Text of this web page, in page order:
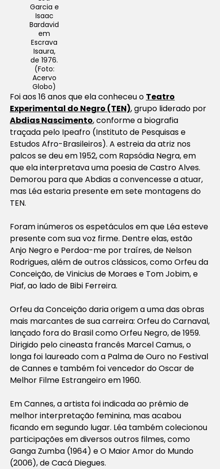
Garcia e
Isaac
Bardavid
em
Escrava
Isaura,
de 1976.
(Foto:
Acervo
Globo)
Foi aos 16 anos que ela conheceu o Teatro
Experimental do Negro (TEN), grupo liderado por
Abdias Nascimento, conforme a biografia
traçada pelo Ipeafro (Instituto de Pesquisas e
Estudos Afro-Brasileiros). A estreia da atriz nos
palcos se deu em 1952, com Rapsódia Negra, em
que ela interpretava uma poesia de Castro Alves.
Demorou para que Abdias a convencesse a atuar,
mas Léa estaria presente em sete montagens do
TEN.
Foram inúmeros os espetáculos em que Léa esteve
presente com sua voz firme. Dentre elas, estão
Anjo Negro e Perdoa-me por traíres, de Nelson
Rodrigues, além de outros clássicos, como Orfeu da
Conceição, de Vinicius de Moraes e Tom Jobim, e
Piaf, ao lado de Bibi Ferreira.
Orfeu da Conceição daria origem a uma das obras
mais marcantes de sua carreira: Orfeu do Carnaval,
lançado fora do Brasil como Orfeu Negro, de 1959.
Dirigido pelo cineasta francês Marcel Camus, o
longa foi laureado com a Palma de Ouro no Festival
de Cannes e também foi vencedor do Oscar de
Melhor Filme Estrangeiro em 1960.
Em Cannes, a artista foi indicada ao prêmio de
melhor interpretação feminina, mas acabou
ficando em segundo lugar. Léa também colecionou
participações em diversos outros filmes, como
Ganga Zumba (1964) e O Maior Amor do Mundo
(2006), de Cacá Diegues.